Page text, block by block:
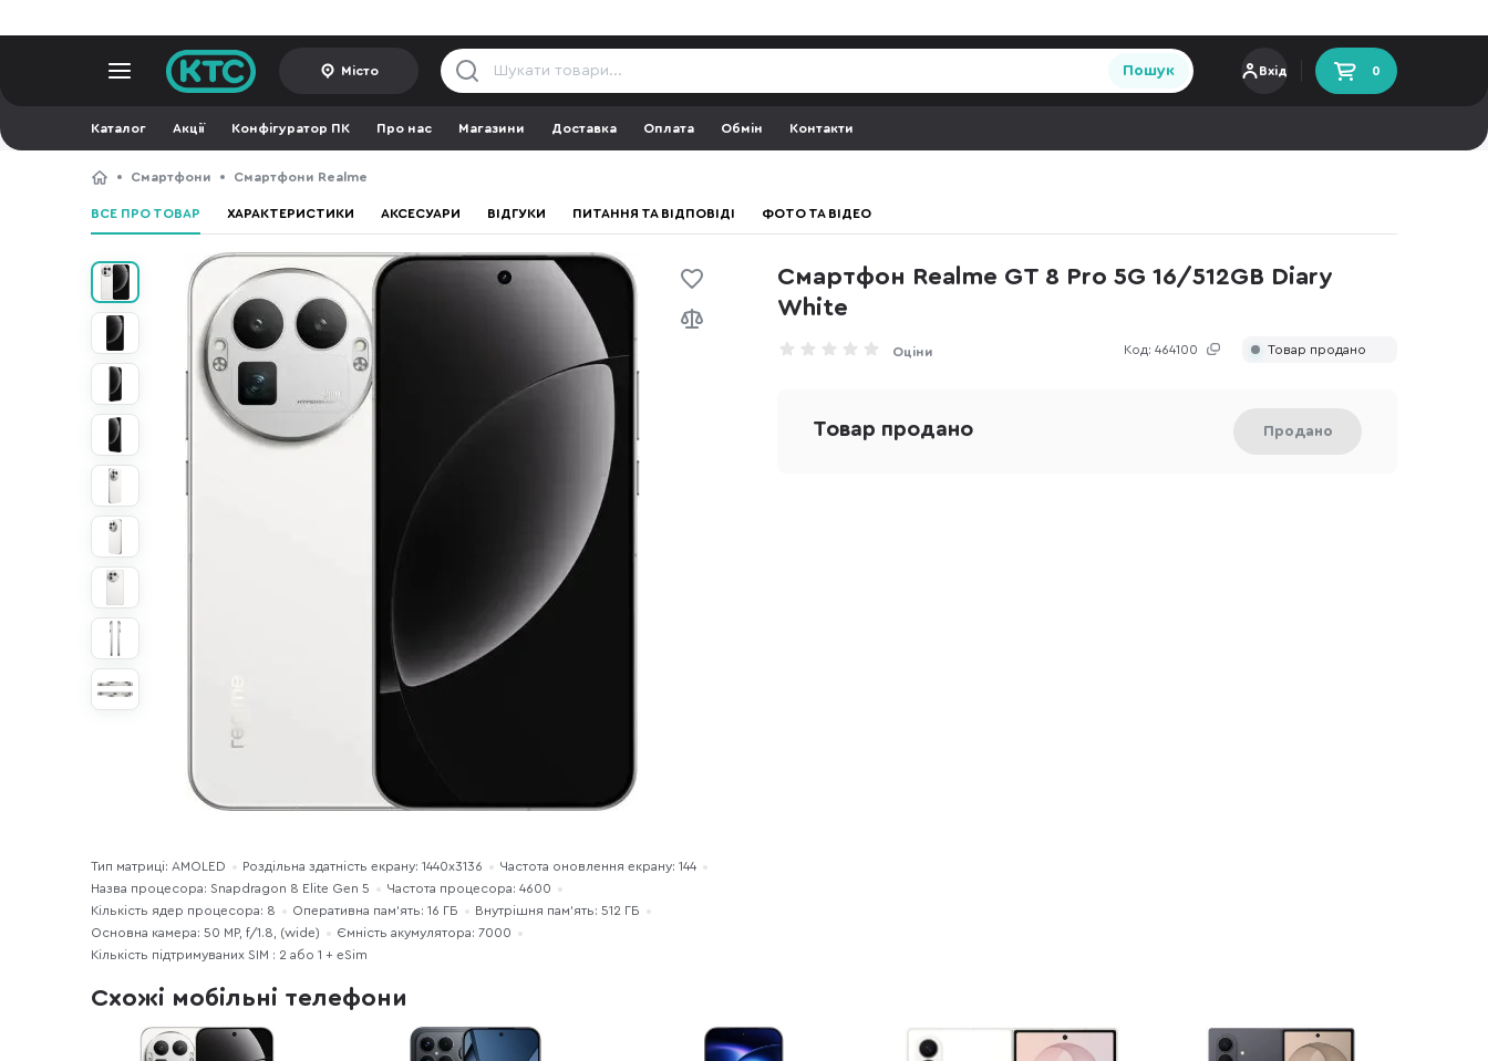
Місто Пошук Вхід 0
Каталог Акції Конфігуратор ПК Про нас Магазини Доставка Оплата Обмін Контакти
Смартфони Смартфони Realme
ВСЕ ПРО ТОВАР ХАРАКТЕРИСТИКИ АКСЕСУАРИ ВІДГУКИ ПИТАННЯ ТА ВІДПОВІДІ ФОТО ТА ВІДЕО
Смартфон Realme GT 8 Pro 5G 16/512GB Diary
White
Код: 464100
Оціни Товар продано
Тип матриці: AMOLED Роздільна здатність екрану: 1440x3136
Частота оновлення екрану: 144
Назва процесора: Snapdragon 8 Elite Gen 5
Частота процесора: 4600
Кількість ядер процесора: 8
Оперативна пам'ять: 16 ГБ
Внутрішня пам'ять: 512 ГБ
Основна камера: 50 MP, f/1.8, (wide)
Ємність акумулятора: 7000
Кількість підтримуваних SIM : 2 або 1 + eSim
Товар продано Продано
Схожі мобільні телефони